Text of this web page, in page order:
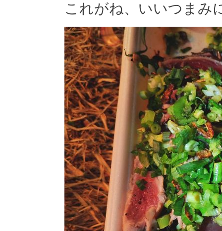
これがね、いいつまみ